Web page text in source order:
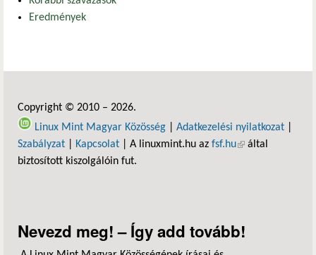
Eredmények
Copyright © 2010 – 2026.
Linux Mint Magyar Közösség
Adatkezelési nyilatkozat
Szabályzat
Kapcsolat | A linuxmint.hu az fsf.hu(külső hivatkozás)
által
biztosított kiszolgálóin fut.
Nevezd meg! – Így add tovább!